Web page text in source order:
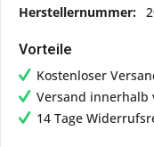
Herstellernummer:
Vorteile
Kostenloser
Versand innerhalb
14 Tage